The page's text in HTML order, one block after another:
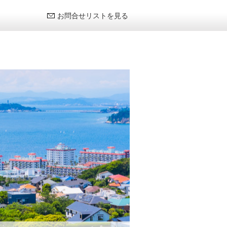
お問合せリストを見る